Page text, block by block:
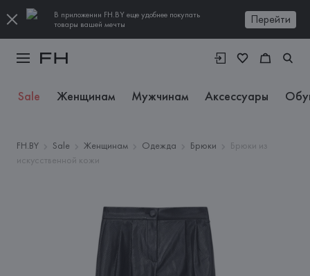
В приложении FH.BY еще удобнее покупать
товары вашей мечты
Перейти
Sale Женщинам Мужчинам Аксессуары
FH.BY Sale Женщинам Одежда Брюки
Брюки из
искусственной кожи